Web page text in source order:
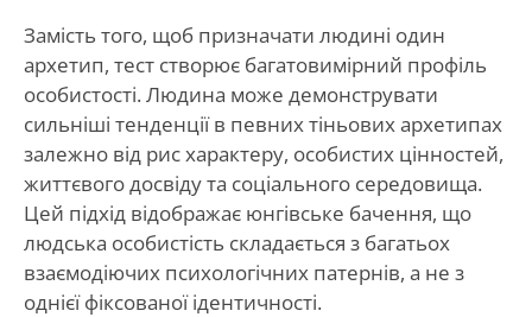
Замість того, щоб призначати людині один
архетип, тест створює багатовимірний профіль
особистості. Людина може демонструвати
сильніші тенденції в певних тіньових архетипах
залежно від рис характеру, особистих цінностей,
життєвого досвіду та соціального середовища.
Цей підхід відображає юнгівське бачення, що
людська особистість складається з багатьох
взаємодіючих психологічних патернів, а не з
однієї фіксованої ідентичності.